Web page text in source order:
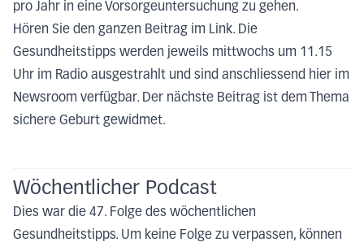
pro Jahr in eine Vorsorgeuntersuchung zu gehen.
Hören Sie den ganzen Beitrag im Link. Die
Gesundheitstipps werden jeweils mittwochs um 11.15
Uhr im Radio ausgestrahlt und sind anschliessend hier im
Newsroom verfügbar. Der nächste Beitrag ist dem Thema
sichere Geburt gewidmet.
Wöchentlicher Podcast
Dies war die 47. Folge des wöchentlichen
Gesundheitstipps. Um keine Folge zu verpassen, können